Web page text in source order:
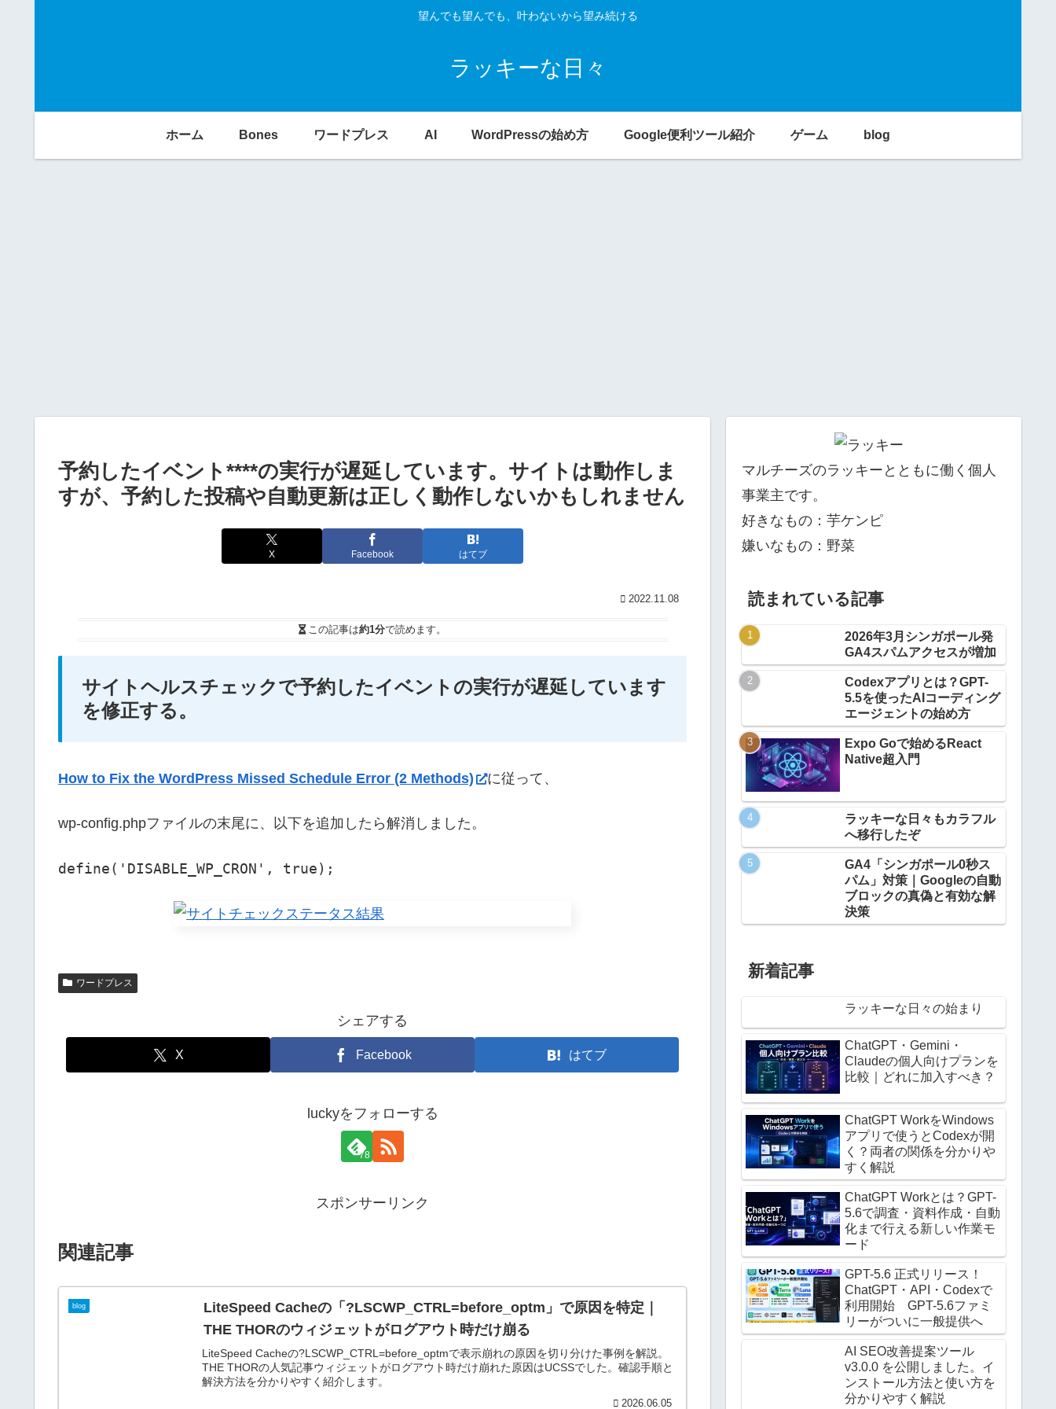
望んでも望んでも、叶わないから望み続ける
ラッキーな日々
ホーム Bones ワードプレス AI WordPressの始め方 Google便利ツール紹介 ゲーム blog
予約したイベント****の実行が遅延しています。サイトは動作しま
すが、予約した投稿や自動更新は正しく動作しないかもしれません
X Facebook はてブ
2022.11.08
この記事は約1分で読めます。
サイトヘルスチェックで予約したイベントの実行が遅延しています
を修正する。
How to Fix the WordPress Missed Schedule Error (2 Methods) に従って、
wp-config.phpファイルの末尾に、以下を追加したら解消しました。
define('DISABLE_WP_CRON', true);
ワードプレス
シェアする
X Facebook はてブ
luckyをフォローする
78
スポンサーリンク
関連記事
blog
LiteSpeed Cacheの「?LSCWP_CTRL=before_optm」で原因を特定｜
THE THORのウィジェットがログアウト時だけ崩る
LiteSpeed Cacheの?LSCWP_CTRL=before_optmで表示崩れの原因を切り分けた事例を解説。
THE THORの人気記事ウィジェットがログアウト時だけ崩れた原因はUCSSでした。確認手順と
解決方法を分かりやすく紹介します。
2026.06.05
マルチーズのラッキーとともに働く個人
事業主です。
好きなもの：芋ケンピ
嫌いなもの：野菜
読まれている記事
2026年3月シンガポール発
GA4スパムアクセスが増加
Codexアプリとは？GPT-
5.5を使ったAIコーディング
エージェントの始め方
Expo Goで始めるReact
Native超入門
ラッキーな日々もカラフル
へ移行したぞ
GA4「シンガポール0秒ス
パム」対策｜Googleの自動
ブロックの真偽と有効な解
決策
新着記事
ラッキーな日々の始まり
ChatGPT・Gemini・
Claudeの個人向けプランを
比較｜どれに加入すべき？
ChatGPT WorkをWindows
アプリで使うとCodexが開
く？両者の関係を分かりや
すく解説
ChatGPT Workとは？GPT-
5.6で調査・資料作成・自動
化まで行える新しい作業モ
ード
GPT-5.6 正式リリース！
ChatGPT・API・Codexで
利用開始 GPT-5.6ファミ
リーがついに一般提供へ
AI SEO改善提案ツール
v3.0.0 を公開しました。イ
ンストール方法と使い方を
分かりやすく解説